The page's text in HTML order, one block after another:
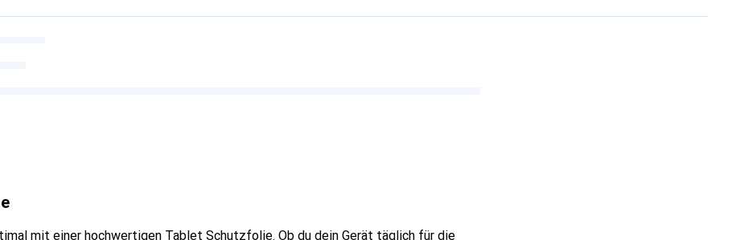
mit einer hochwertigen Tablet Schutzfolie. Ob du dein Gerät täglich für die